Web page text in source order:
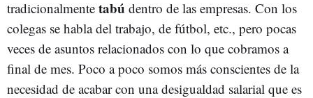
tradicionalmente tabú dentro de las empresas. Con los
colegas se habla del trabajo, de fútbol, etc., pero pocas
veces de asuntos relacionados con lo que cobramos a
final de mes. Poco a poco somos más conscientes de la
necesidad de acabar con una desigualdad salarial que es